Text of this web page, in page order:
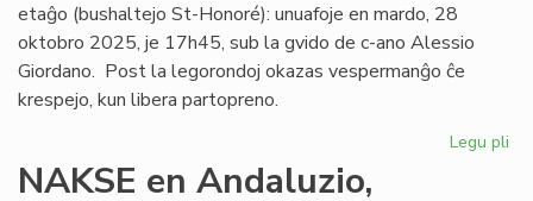
etaĝo (bushaltejo St-Honoré): unuafoje en mardo, 28
oktobro 2025, je 17h45, sub la gvido de c-ano Alessio
Giordano. Post la legorondoj okazas vespermanĝo ĉe
krespejo, kun libera partopreno.
Legu pli
NAKSE en Andaluzio,